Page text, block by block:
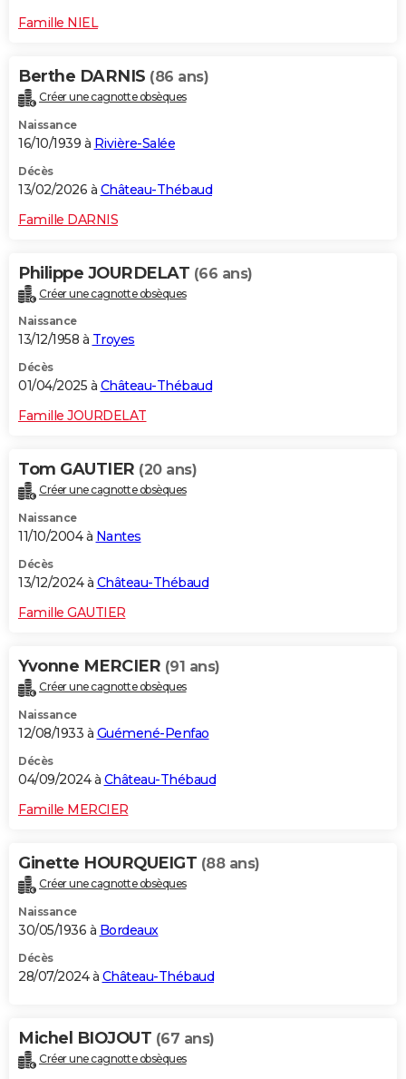
Famille NIEL
Berthe DARNIS (86 ans)
Créer une cagnotte obsèques
Naissance
16/10/1939 à Rivière-Salée
Décès
13/02/2026 à Château-Thébaud
Famille DARNIS
Philippe JOURDELAT (66 ans)
Créer une cagnotte obsèques
Naissance
13/12/1958 à Troyes
Décès
01/04/2025 à Château-Thébaud
Famille JOURDELAT
Tom GAUTIER (20 ans)
Créer une cagnotte obsèques
Naissance
11/10/2004 à Nantes
Décès
13/12/2024 à Château-Thébaud
Famille GAUTIER
Yvonne MERCIER (91 ans)
Créer une cagnotte obsèques
Naissance
12/08/1933 à Guémené-Penfao
Décès
04/09/2024 à Château-Thébaud
Famille MERCIER
Ginette HOURQUEIGT (88 ans)
Créer une cagnotte obsèques
Naissance
30/05/1936 à Bordeaux
Décès
28/07/2024 à Château-Thébaud
Michel BIOJOUT (67 ans)
Créer une cagnotte obsèques